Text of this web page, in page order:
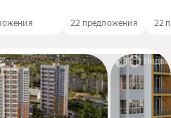
22 предложения 22